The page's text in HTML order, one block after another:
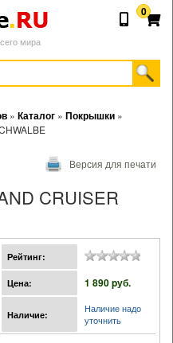
мира
0
» Каталог » Покрышки »
Версия для печати
Рейтинг:
Цена: 1 890 pуб.
Наличие:
Наличие надо
уточнить